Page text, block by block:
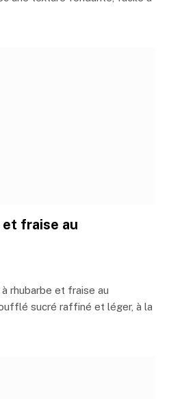
fraise au
rhubarbe et fraise au
sucré raffiné et léger, à la